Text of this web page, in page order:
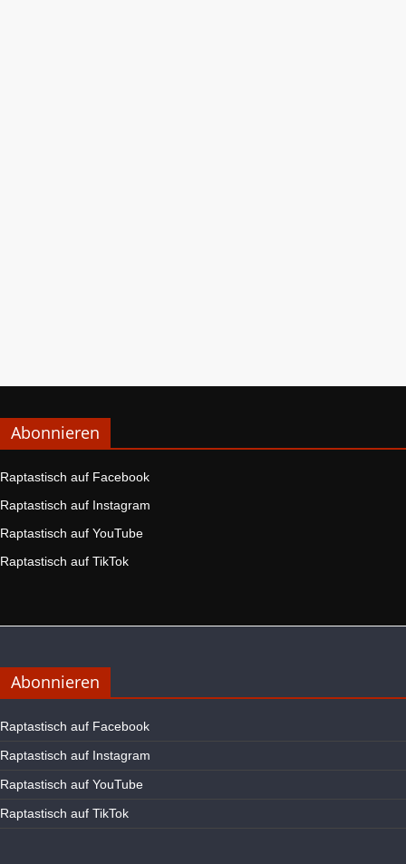
Abonnieren
Raptastisch auf Facebook
Raptastisch auf Instagram
Raptastisch auf YouTube
Raptastisch auf TikTok
Abonnieren
Raptastisch auf Facebook
Raptastisch auf Instagram
Raptastisch auf YouTube
Raptastisch auf TikTok